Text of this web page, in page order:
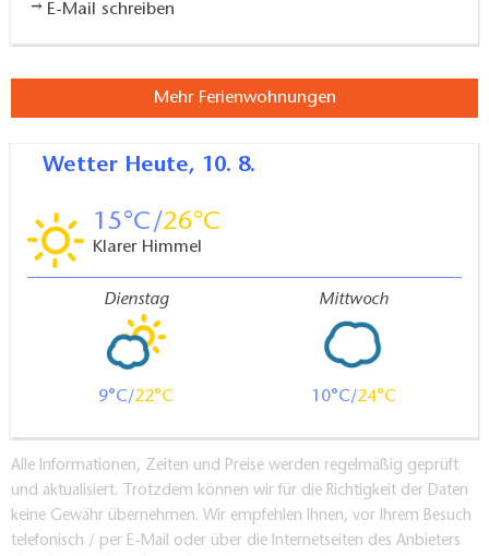
E-Mail schreiben
Mehr Ferienwohnungen
Wetter Heute, 10. 8.
15 26
Klarer Himmel
Dienstag
9 22
Mittwoch
10 24
Alle Informationen, Zeiten und Preise werden regelmäßig geprüft
und aktualisiert. Trotzdem können wir für die Richtigkeit der Daten
keine Gewähr übernehmen. Wir empfehlen Ihnen, vor Ihrem Besuch
telefonisch / per E-Mail oder über die Internetseiten des Anbieters